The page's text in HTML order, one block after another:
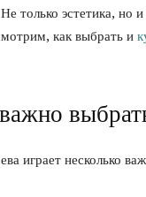
только эстетика, но
как выбрать и
играет несколько